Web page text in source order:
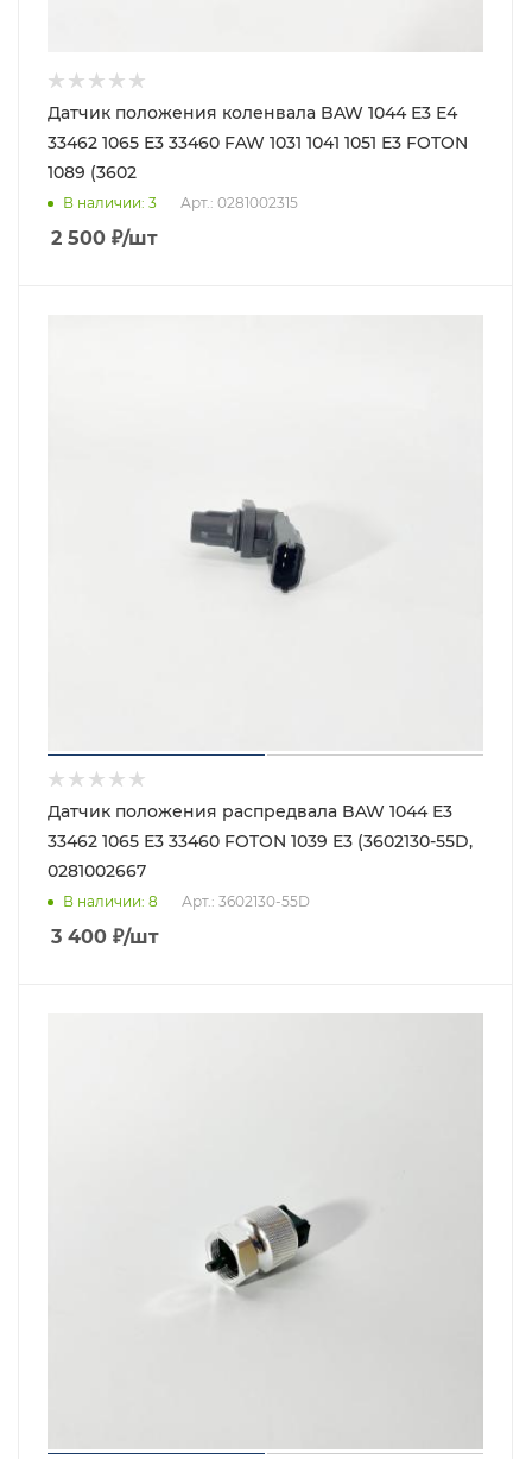
Датчик положения коленвала BAW 1044 Е3 Е4
33462 1065 Е3 33460 FAW 1031 1041 1051 Е3 FOTON
1089 (3602
В наличии: 3 Арт.: 0281002315
2 500 ₽/шт
Датчик положения распредвала BAW 1044 Е3
33462 1065 Е3 33460 FOTON 1039 Е3 (3602130-55D,
0281002667
В наличии: 8 Арт.: 3602130-55D
3 400 ₽/шт